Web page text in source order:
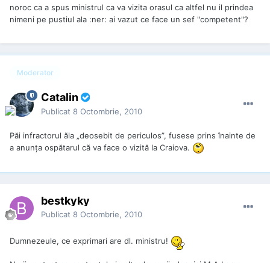
noroc ca a spus ministrul ca va vizita orasul ca altfel nu il prindea
nimeni pe pustiul ala :ner: ai vazut ce face un sef "competent"?
Moderator
Catalin
Publicat 8 Octombrie, 2010
Păi infractorul ăla „deosebit de periculos”, fusese prins înainte de
a anunța ospătarul că va face o vizită la Craiova.
bestkyky
Publicat 8 Octombrie, 2010
Dumnezeule, ce exprimari are dl. ministru!